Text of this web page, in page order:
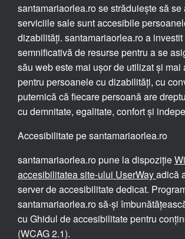
santamariaorlea.ro se străduiește să se
serviciile sale sunt accesibile
dizabilități. santamariaorlea.ro a
semnificativă de resurse pentru a se
său web este mai ușor de utilizat și mai
pentru persoanele cu dizabilități, cu
puternică că fiecare persoană are
cu demnitate, egalitate, confort și
Accesibilitate pe santamariaorlea.ro
santamariaorlea.ro pune la dispoziție
accesibilitatea site-ului UserWayadică
server de accesibilitate dedicat.
santamariaorlea.ro să-și
cu Ghidul de accesibilitate pentru
(WCAG 2.1).